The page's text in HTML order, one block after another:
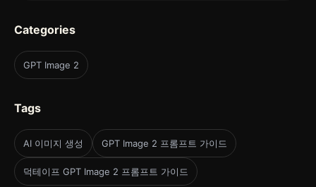
Categories
GPT Image 2
Tags
AI 이미지 생성 GPT Image 2 프롬프트 가이드
덕테이프 GPT Image 2 프롬프트 가이드